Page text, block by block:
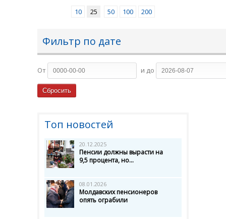
10 25 50 100 200
Фильтр по дате
От и до
Топ новостей
20.12.2025
Пенсии должны вырасти на
9,5 процента, но...
08.01.2026
Молдавских пенсионеров
опять ограбили